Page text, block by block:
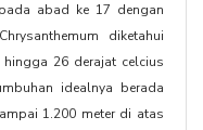
abad ke 17 dengan
diketahui
26 derajat celcius
idealnya berada
1.200 meter di atas